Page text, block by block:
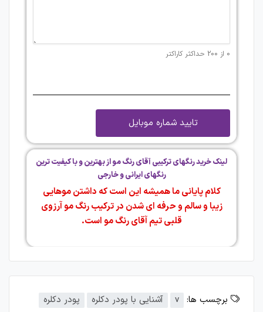
0 از 200 حداکثر کاراکتر
لینک خرید رنگهای ترکیبی آقای رنگ مو از بهترین و با کیفیت ترین
رنگهای ایرانی و خارجی
کلام پایانی ما همیشه این است که داشتن موهایی
زیبا و سالم و حرفه ای شدن در ترکیب رنگ مو آرزوی
قلبی تیم آقای رنگ مو است.
برچسب ها: v آشنایی با پودر دکلره
پودر دکلره